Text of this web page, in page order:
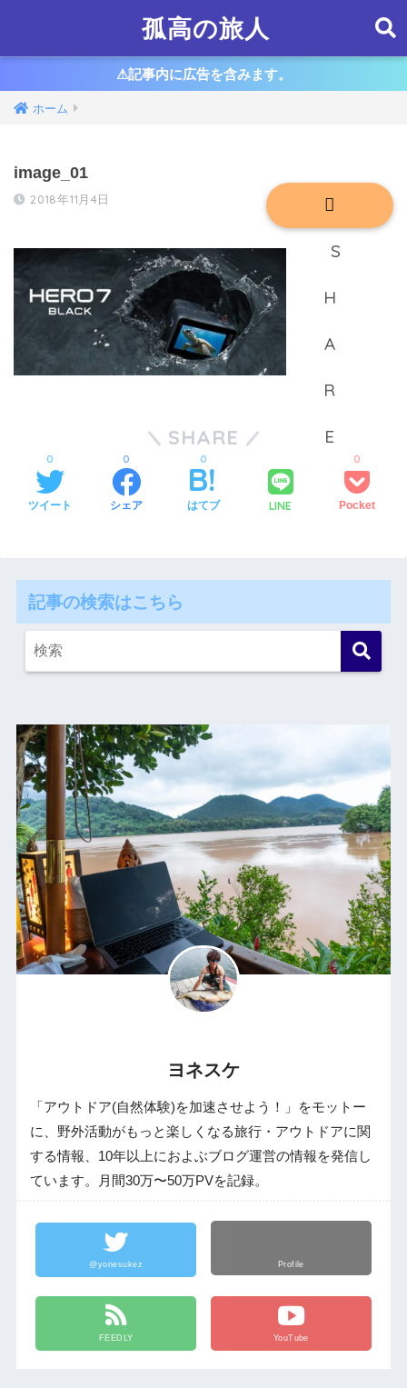
孤高の旅人
⚠︎記事内に広告を含みます。
ホーム
image_01
2018年11月4日
SHARE
ツイート
0
シェア
0
はてブ
0
LINE Pocket
0
記事の検索はこちら
ヨネスケ
「アウトドア(自然体験)を加速させよう！」をモットー
に、野外活動がもっと楽しくなる旅行・アウトドアに関
する情報、10年以上におよぶブログ運営の情報を発信し
ています。月間30万〜50万PVを記録。
@yonesukez Profile
FEEDLY YouTube